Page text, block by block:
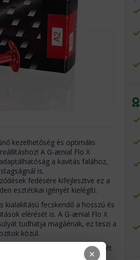
kezelhetőség és optimális
A G-ænial Flo X
a kavitás falához,
is.
fedésére kifejlesztve ez a
esztétikai igényét kielégíti.
kialakítású fecskendő a hosszú és
elérését is. A G-ænial Flo X
tudhatja magáénak, ez teszi a
közül.
ænial Posterior-hoz, valamint két
×